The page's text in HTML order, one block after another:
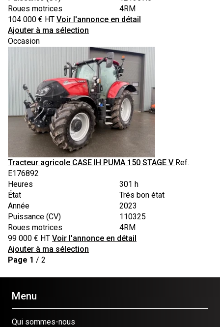
Roues motrices
4RM
104 000 € HT Voir l'annonce en détail
Ajouter à ma sélection
Occasion
Tracteur agricole CASE IH PUMA 150 STAGE V Ref.
E176892
Heures
301 h
État
Trés bon état
Année
2023
Puissance (CV)
110325
Roues motrices
4RM
99 000 € HT Voir l'annonce en détail
Ajouter à ma sélection
Page 1 / 2
Menu
Qui sommes-nous